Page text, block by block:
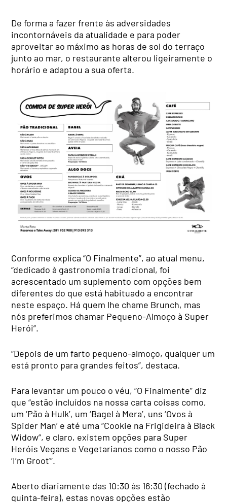
De forma a fazer frente às adversidades
incontornáveis da atualidade e para poder
aproveitar ao máximo as horas de sol do terraço
junto ao mar, o restaurante alterou ligeiramente o
horário e adaptou a sua oferta.
Conforme explica “O Finalmente”, ao atual menu,
“dedicado à gastronomia tradicional, foi
acrescentado um suplemento com opções bem
diferentes do que está habituado a encontrar
neste espaço. Há quem lhe chame Brunch, mas
nós preferimos chamar Pequeno-Almoço à Super
Herói”.
“Depois de um farto pequeno-almoço, qualquer um
está pronto para grandes feitos”, destaca.
Para levantar um pouco o véu, “O Finalmente” diz
que “estão incluídos na nossa carta coisas como,
um ‘Pão à Hulk’, um ‘Bagel à Mera’, uns ‘Ovos à
Spider Man’ e até uma “Cookie na Frigideira à Black
Widow”, e claro, existem opções para Super
Heróis Vegans e Vegetarianos como o nosso Pão
‘I’m Groot'”.
Aberto diariamente das 10:30 às 16:30 (fechado à
quinta-feira), estas novas opções estão